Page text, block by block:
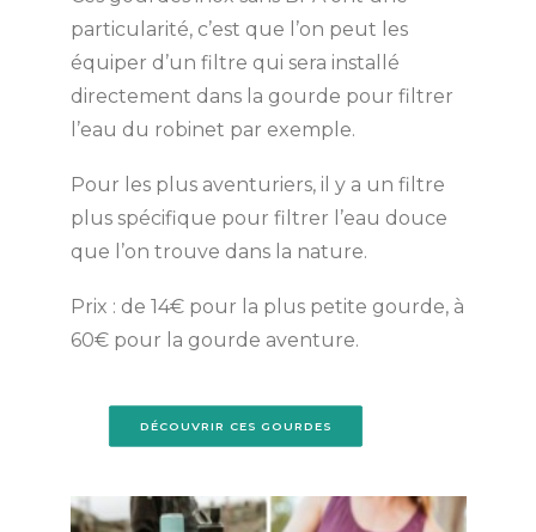
particularité, c’est que l’on peut les
équiper d’un filtre qui sera installé
directement dans la gourde pour filtrer
l’eau du robinet par exemple.
Pour les plus aventuriers, il y a un filtre
plus spécifique pour filtrer l’eau douce
que l’on trouve dans la nature.
Prix : de 14€ pour la plus petite gourde, à
60€ pour la gourde aventure.
DÉCOUVRIR CES GOURDES